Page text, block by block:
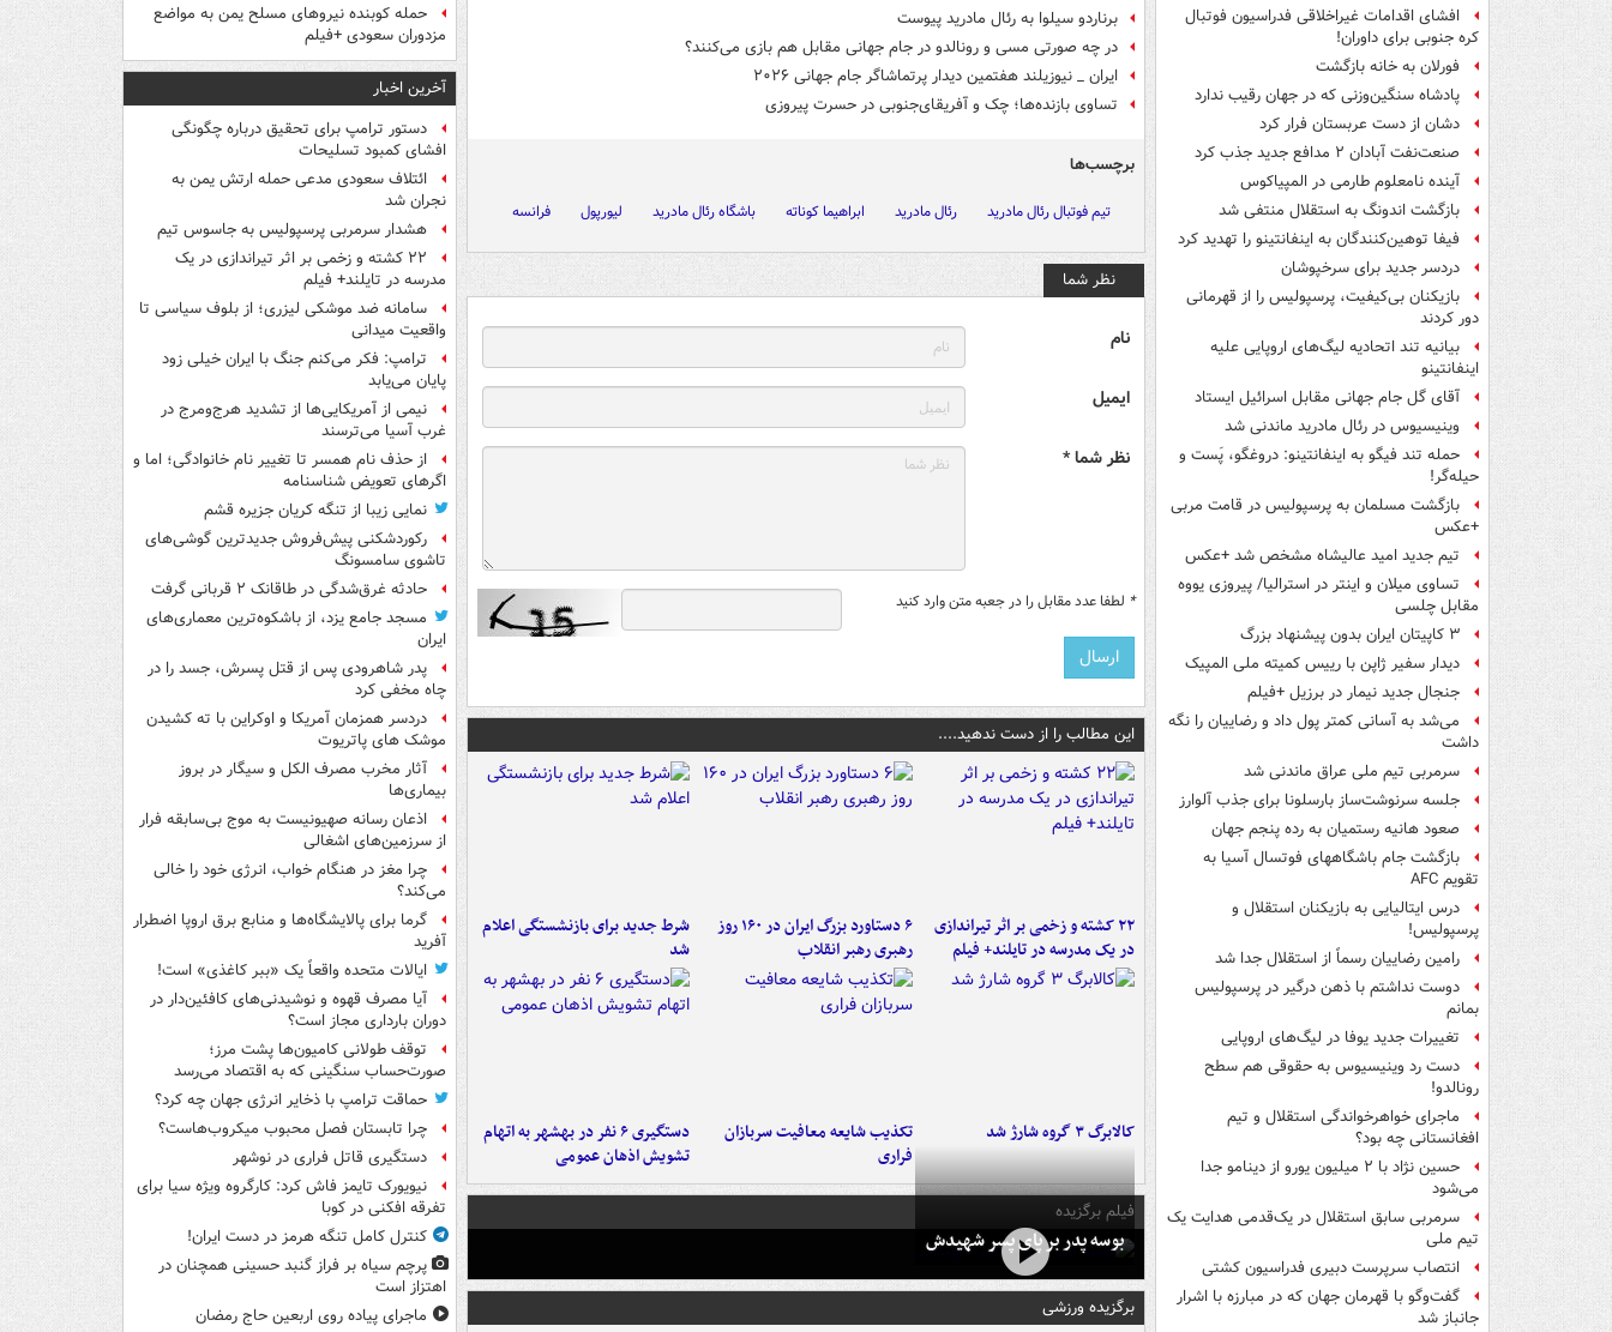
افشای اقدامات غیراخلاقی فدراسیون فوتبال
کره جنوبی برای داوران!
فورلان به خانه بازگشت
پادشاه سنگین‌وزنی که در جهان رقیب ندارد
دشان از دست عربستان فرار کرد
صنعت‌نفت آبادان ۲ مدافع جدید جذب کرد
آینده نامعلوم طارمی در المپیاکوس
بازگشت اندونگ به استقلال منتفی شد
فیفا توهین‌کنندگان به اینفانتینو را تهدید کرد
دردسر جدید برای سرخپوشان
بازیکنان بی‌کیفیت، پرسپولیس را از قهرمانی
دور کردند
بیانیه تند اتحادیه لیگ‌های اروپایی علیه
اینفانتینو
آقای گل جام جهانی مقابل اسرائیل ایستاد
وینیسیوس در رئال مادرید ماندنی شد
حمله تند فیگو به اینفانتینو: دروغگو، پَست‌ و
حیله‌گر!
بازگشت مسلمان به پرسپولیس در قامت مربی
+عکس
تیم جدید امید عالیشاه مشخص شد +عکس
تساوی میلان و اینتر در استرالیا/ پیروزی یووه
مقابل چلسی
۳ کاپیتان ایران بدون پیشنهاد بزرگ
دیدار سفیر ژاپن با رییس کمیته ملی المپیک
جنجال جدید نیمار در برزیل +فیلم
می‌شد به آسانی کمتر پول داد و رضاییان را نگه
داشت
سرمربی تیم ملی عراق ماندنی شد
جلسه سرنوشت‌ساز بارسلونا برای جذب آلوارز
صعود هانیه رستمیان به رده پنجم جهان
بازگشت جام باشگاههای فوتسال آسیا به
تقویم AFC
درس ایتالیایی‌ به بازیکنان استقلال و
پرسپولیس!
رامین رضاییان رسماً از استقلال جدا شد
دوست نداشتم با ذهن درگیر در پرسپولیس
بمانم
تغییرات جدید یوفا در لیگ‌های اروپایی
دست رد وینیسیوس به حقوقی هم سطح
رونالدو!
ماجرای خواهرخواندگی استقلال و تیم
افغانستانی چه بود؟
حسین نژاد با ۲ میلیون یورو از دینامو جدا
می‌شود
سرمربی سابق استقلال در یک‌قدمی هدایت یک
تیم ملی
انتصاب سرپرست دبیری فدراسیون کشتی
گفت‌وگو با قهرمان جهان که در مبارزه با اشرار
جانباز شد
برناردو سیلوا به رئال مادرید پیوست
در چه صورتی مسی و رونالدو در جام جهانی مقابل هم بازی می‌کنند؟
ایران _ نیوزیلند هفتمین دیدار پرتماشاگر جام جهانی ۲۰۲۶
تساوی بازنده‌ها؛ چک و آفریقای‌جنوبی در حسرت پیروزی
برچسب‌ها
تیم فوتبال رئال مادرید رئال مادرید ابراهیما کوناته باشگاه رئال مادرید لیورپول فرانسه
نظر شما
نام
ایمیل
نظر شما *
* لطفا عدد مقابل را در جعبه متن وارد کنید
این مطالب را از دست ندهید....
۲۲ کشته و زخمی بر اثر تیراندازی
در یک مدرسه در تایلند+ فیلم
۶ دستاورد بزرگ ایران در ۱۶۰ روز
رهبری رهبر انقلاب
شرط جدید برای بازنشستگی اعلام
شد
کالابرگ ۳ گروه شارژ شد
تکذیب شایعه معافیت سربازان
فراری
دستگیری ۶ نفر در بهشهر به اتهام
تشویش اذهان عمومی
فیلم برگزیده
بوسه‌ پدر بر پای پسر شهیدش
برگزیده ورزشی
حمله کوبنده نیروهای مسلح یمن به مواضع
مزدوران سعودی +فیلم
آخرین اخبار
دستور ترامپ برای تحقیق درباره چگونگی
افشای کمبود تسلیحات
ائتلاف سعودی مدعی حمله ارتش یمن به
نجران شد
هشدار سرمربی پرسپولیس به جاسوس تیم
۲۲ کشته و زخمی بر اثر تیراندازی در یک
مدرسه در تایلند+ فیلم
سامانه ضد موشکی لیزری؛ از بلوف سیاسی تا
واقعیت میدانی
ترامپ: فکر می‌کنم جنگ با ایران خیلی زود
پایان می‌یابد
نیمی از آمریکایی‌ها از تشدید هرج‌ومرج در
غرب آسیا می‌ترسند
از حذف نام همسر تا تغییر نام خانوادگی؛ اما و
اگرهای تعویض شناسنامه
نمایی زیبا از تنگه کریان جزیره قشم
رکوردشکنی پیش‌فروش جدیدترین گوشی‌های
تاشوی سامسونگ
حادثه غرق‌شدگی در طاقانک ۲ قربانی گرفت
مسجد جامع یزد، از باشکوه‌ترین معماری‌های
ایران
پدر شاهرودی پس از قتل پسرش، جسد را در
چاه مخفی کرد
دردسر همزمان آمریکا و اوکراین با ته کشیدن
موشک های پاتریوت
آثار مخرب مصرف الکل و سیگار در بروز
بیماری‌ها
اذعان رسانه صهیونیست به موج بی‌سابقه فرار
از سرزمین‌های اشغالی
چرا مغز در هنگام خواب، انرژی خود را خالی
می‌کند؟
گرما برای پالایشگاه‌ها و منابع برق اروپا اضطرار
آفرید
ایالات متحده واقعاً یک «ببر کاغذی» است!
آیا مصرف قهوه و نوشیدنی‌های کافئین‌دار در
دوران بارداری مجاز است؟
توقف طولانی کامیون‌ها پشت مرز؛
صورت‌حساب سنگینی که به اقتصاد می‌رسد
حماقت ترامپ با ذخایر انرژی جهان چه کرد؟
چرا تابستان فصل محبوب میکروب‌هاست؟
دستگیری قاتل فراری در نوشهر
نیویورک تایمز فاش کرد: کارگروه ویژه سیا برای
تفرقه افکنی در کوبا
کنترل کامل تنگه هرمز در دست ایران!
پرچم سیاه بر فراز گنبد حسینی همچنان در
اهتزاز است
ماجرای پیاده روی اربعین حاج رمضان